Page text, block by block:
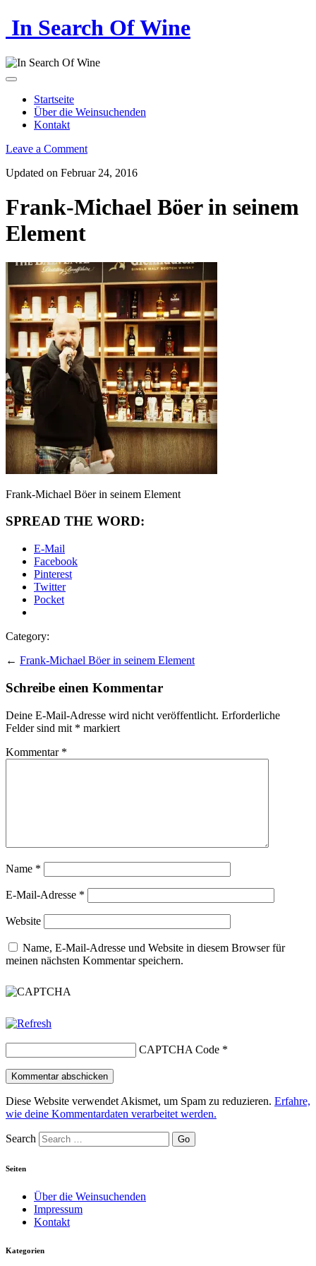
In Search Of Wine
Startseite
Über die Weinsuchenden
Kontakt
Leave a Comment
Updated on Februar 24, 2016
Frank-Michael Böer in seinem
Element
Frank-Michael Böer in seinem Element
SPREAD THE WORD:
E-Mail
Facebook
Pinterest
Twitter
Pocket
Category:
← Frank-Michael Böer in seinem Element
Schreibe einen Kommentar
Deine E-Mail-Adresse wird nicht veröffentlicht. Erforderliche
Felder sind mit * markiert
Kommentar *
Name *
E-Mail-Adresse *
Website
Name, E-Mail-Adresse und Website in diesem Browser für
meinen nächsten Kommentar speichern.
CAPTCHA Code *
Diese Website verwendet Akismet, um Spam zu reduzieren. Erfahre,
wie deine Kommentardaten verarbeitet werden.
Search
Seiten
Über die Weinsuchenden
Impressum
Kontakt
Kategorien